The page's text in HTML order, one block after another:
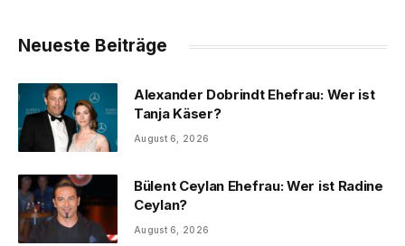
Neueste Beiträge
Alexander Dobrindt Ehefrau: Wer ist
Tanja Käser?
August 6, 2026
Bülent Ceylan Ehefrau: Wer ist Radine
Ceylan?
August 6, 2026